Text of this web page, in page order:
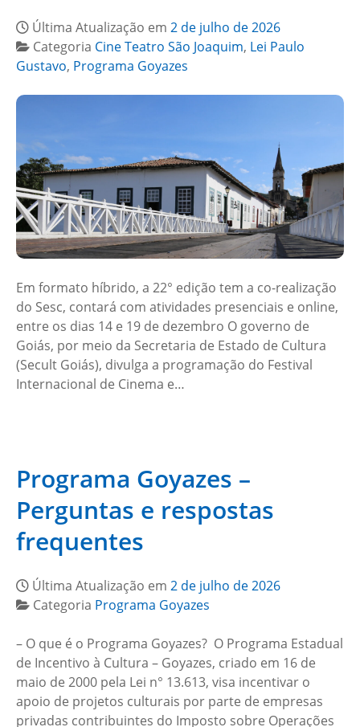
Última Atualização em 2 de julho de 2026
Categoria Cine Teatro São Joaquim, Lei Paulo
Gustavo, Programa Goyazes
Em formato híbrido, a 22° edição tem a co-realização
do Sesc, contará com atividades presenciais e online,
entre os dias 14 e 19 de dezembro O governo de
Goiás, por meio da Secretaria de Estado de Cultura
(Secult Goiás), divulga a programação do Festival
Internacional de Cinema e…
Programa Goyazes –
Perguntas e respostas
frequentes
Última Atualização em 2 de julho de 2026
Categoria Programa Goyazes
– O que é o Programa Goyazes? O Programa Estadual
de Incentivo à Cultura – Goyazes, criado em 16 de
maio de 2000 pela Lei n° 13.613, visa incentivar o
apoio de projetos culturais por parte de empresas
privadas contribuintes do Imposto sobre Operações